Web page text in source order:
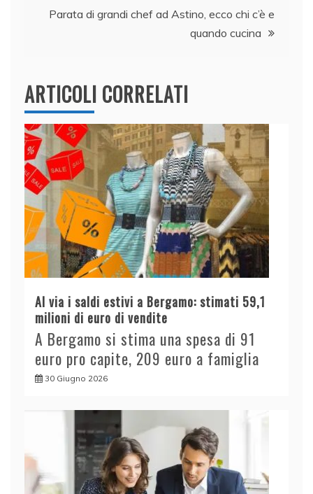
Parata di grandi chef ad Astino, ecco chi c’è e
quando cucina
ARTICOLI CORRELATI
Al via i saldi estivi a Bergamo: stimati 59,1
milioni di euro di vendite
A Bergamo si stima una spesa di 91
euro pro capite, 209 euro a famiglia
30 Giugno 2026